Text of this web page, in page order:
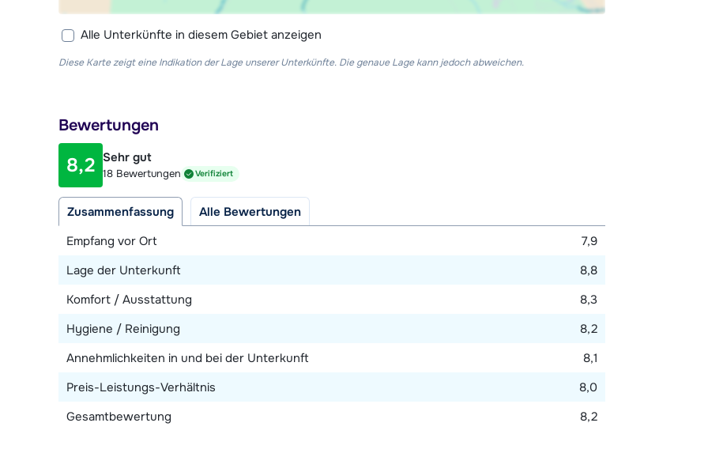
Alle Unterkünfte in diesem Gebiet anzeigen
Diese Karte zeigt eine Indikation der Lage unserer Unterkünfte. Die genaue Lage kann jedoch abweichen.
Bewertungen
8,2 Sehr gut
18 Bewertungen Verifiziert
Zusammenfassung
Alle Bewertungen
Empfang vor Ort
7,9
Lage der Unterkunft
8,8
Komfort / Ausstattung
8,3
Hygiene / Reinigung
8,2
Annehmlichkeiten in und bei der Unterkunft
8,1
Preis-Leistungs-Verhältnis
8,0
Gesamtbewertung
8,2